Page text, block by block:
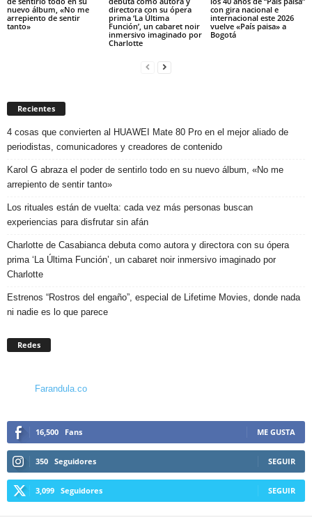
nuevo álbum, «No me
arrepiento de sentir
tanto»
directora con su ópera
prima ‘La Última
Función’, un cabaret noir
inmersivo imaginado por
Charlotte
con gira nacional e
internacional este 2026
vuelve «País paisa» a
Bogotá
Recientes
4 cosas que convierten al HUAWEI Mate 80 Pro en el mejor aliado de
periodistas, comunicadores y creadores de contenido
Karol G abraza el poder de sentirlo todo en su nuevo álbum, «No me
arrepiento de sentir tanto»
Los rituales están de vuelta: cada vez más personas buscan
experiencias para disfrutar sin afán
Charlotte de Casabianca debuta como autora y directora con su ópera
prima ‘La Última Función’, un cabaret noir inmersivo imaginado por
Charlotte
Estrenos “Rostros del engaño”, especial de Lifetime Movies, donde nada
ni nadie es lo que parece
Redes
Farandula.co
16,500 Fans ME GUSTA
350 Seguidores SEGUIR
3,099 Seguidores SEGUIR